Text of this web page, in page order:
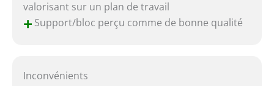
valorisant sur un plan de travail
+Support/bloc perçu comme de bonne qualité
Inconvénients